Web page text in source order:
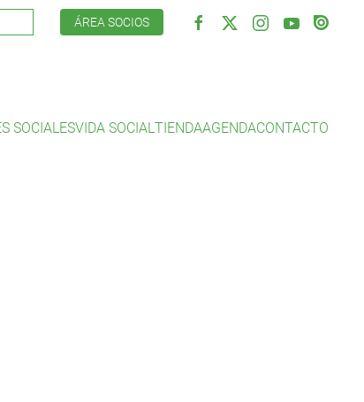
ÁREA SOCIOS
SOCIALESVIDA SOCIALTIENDAAGENDACONTACTO